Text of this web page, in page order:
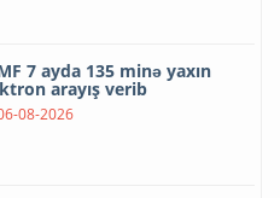
7 ayda 135 minə yaxın
arayış verib
08-2026